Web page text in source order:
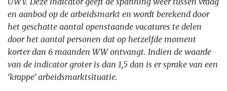
en aanbod op de arbeidsmarkt en wordt berekend door
het geschatte aantal openstaande vacatures te delen
door het aantal personen dat op hetzelfde moment
korter dan 6 maanden WW ontvangt. Indien de waarde
van de indicator groter is dan 1,5 dan is er sprake van een
‘krappe’ arbeidsmarktsituatie.